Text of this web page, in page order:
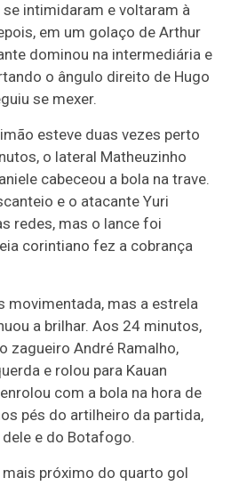
intimidaram e voltaram à
em um golaço de Arthur
dominou na intermediária e
o ângulo direito de Hugo
se mexer.
esteve duas vezes perto
o lateral Matheuzinho
cabeceou a bola na trave.
e o atacante Yuri
redes, mas o lance foi
corintiano fez a cobrança
movimentada, mas a estrela
a brilhar. Aos 24 minutos,
zagueiro André Ramalho,
e rolou para Kauan
com a bola na hora de
pés do artilheiro da partida,
e do Botafogo.
próximo do quarto gol